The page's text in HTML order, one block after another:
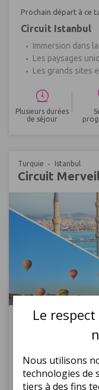
Le
Nous utilisons
technologies de
tiers à des fins
Prochain départ à ce
Circuit Istanbul
Immersion dans
Les paysages
Les grands sites
Plusieurs durées
de séjour
Turquie Istanbul
Circuit
Réf : 682132
Circuit Istanbul
Découvertes